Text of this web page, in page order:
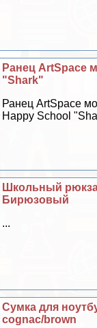
Ранец ArtSpace
"Shark"
Ранец ArtSpace
Happy School
Школьный
Бирюзовый
...
Сумка для
cognac/brown